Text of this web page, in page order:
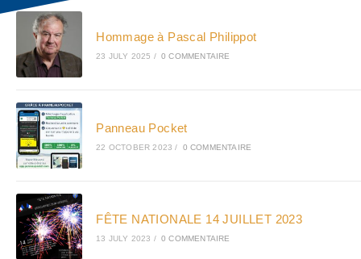
Hommage à Pascal Philippot
23 JULY 2025 / 0 COMMENTAIRE
Panneau Pocket
22 OCTOBER 2023 / 0 COMMENTAIRE
FÊTE NATIONALE 14 JUILLET 2023
13 JULY 2023 / 0 COMMENTAIRE